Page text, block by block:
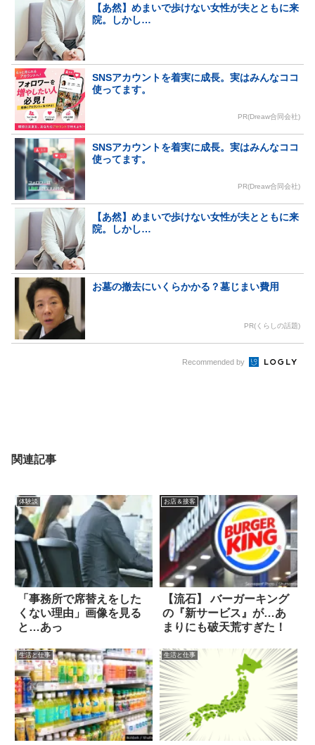
【あ然】めまいで歩けない女性が夫とともに来
院。しかし…
SNSアカウントを着実に成長。実はみんなココ
使ってます。
PR(Dreaw合同会社)
SNSアカウントを着実に成長。実はみんなココ
使ってます。
PR(Dreaw合同会社)
【あ然】めまいで歩けない女性が夫とともに来
院。しかし…
お墓の撤去にいくらかかる？墓じまい費用
PR(くらしの話題)
Recommended by
関連記事
体験談
「事務所で席替えをした
くない理由」画像を見る
と…あっ
お店＆接客
【流石】 バーガーキング
の『新サービス』が…あ
まりにも破天荒すぎた！
生活と仕事 生活と仕事